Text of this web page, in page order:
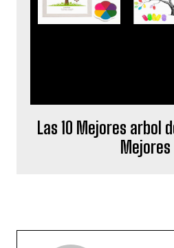
Las 10 Mejores arbol
Mejores